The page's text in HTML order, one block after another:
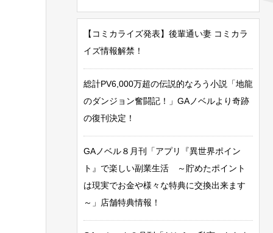
【コミカライズ発表】後輩通い妻 コミカラ
イズ情報解禁！
総計PV6,000万超の伝説的なろう小説「地龍
のダンジョン奮闘記！」GAノベルより奇跡
の復刊決定！
GAノベル８月刊「アプリ『異世界ポイン
ト』で楽しい副業生活 ～貯めたポイント
は現実でお金や様々な特典に交換出来ます
～」店舗特典情報！